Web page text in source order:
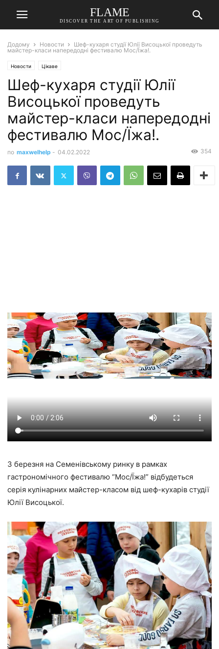
FLAME
DISCOVER THE ART OF PUBLISHING
Додому Новости
Шеф-кухаря студії Юлії Висоцької проведуть
майстер-класи напередодні фестивалю Мос/Їжа!.
Новости Цікаве
Шеф-кухаря студії Юлії
Висоцької проведуть
майстер-класи напередодні
фестивалю Мос/Їжа!.
по maxwelhelp - 04.02.2022 354
3 березня на Семенівському ринку в рамках
гастрономічного фестивалю “Мос/Їжа!” відбудеться
серія кулінарних майстер-класом від шеф-кухарів студії
Юлії Висоцької.